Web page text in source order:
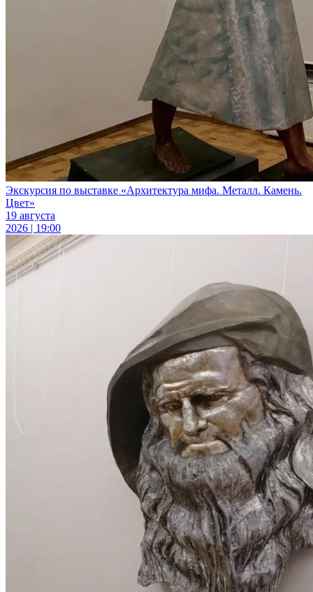
Экскурсия по выставке «Архитектура мифа. Металл. Камень.
Цвет»
19 августа
2026 | 19:00